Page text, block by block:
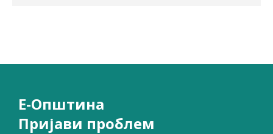
Е-Општина
Пријави проблем